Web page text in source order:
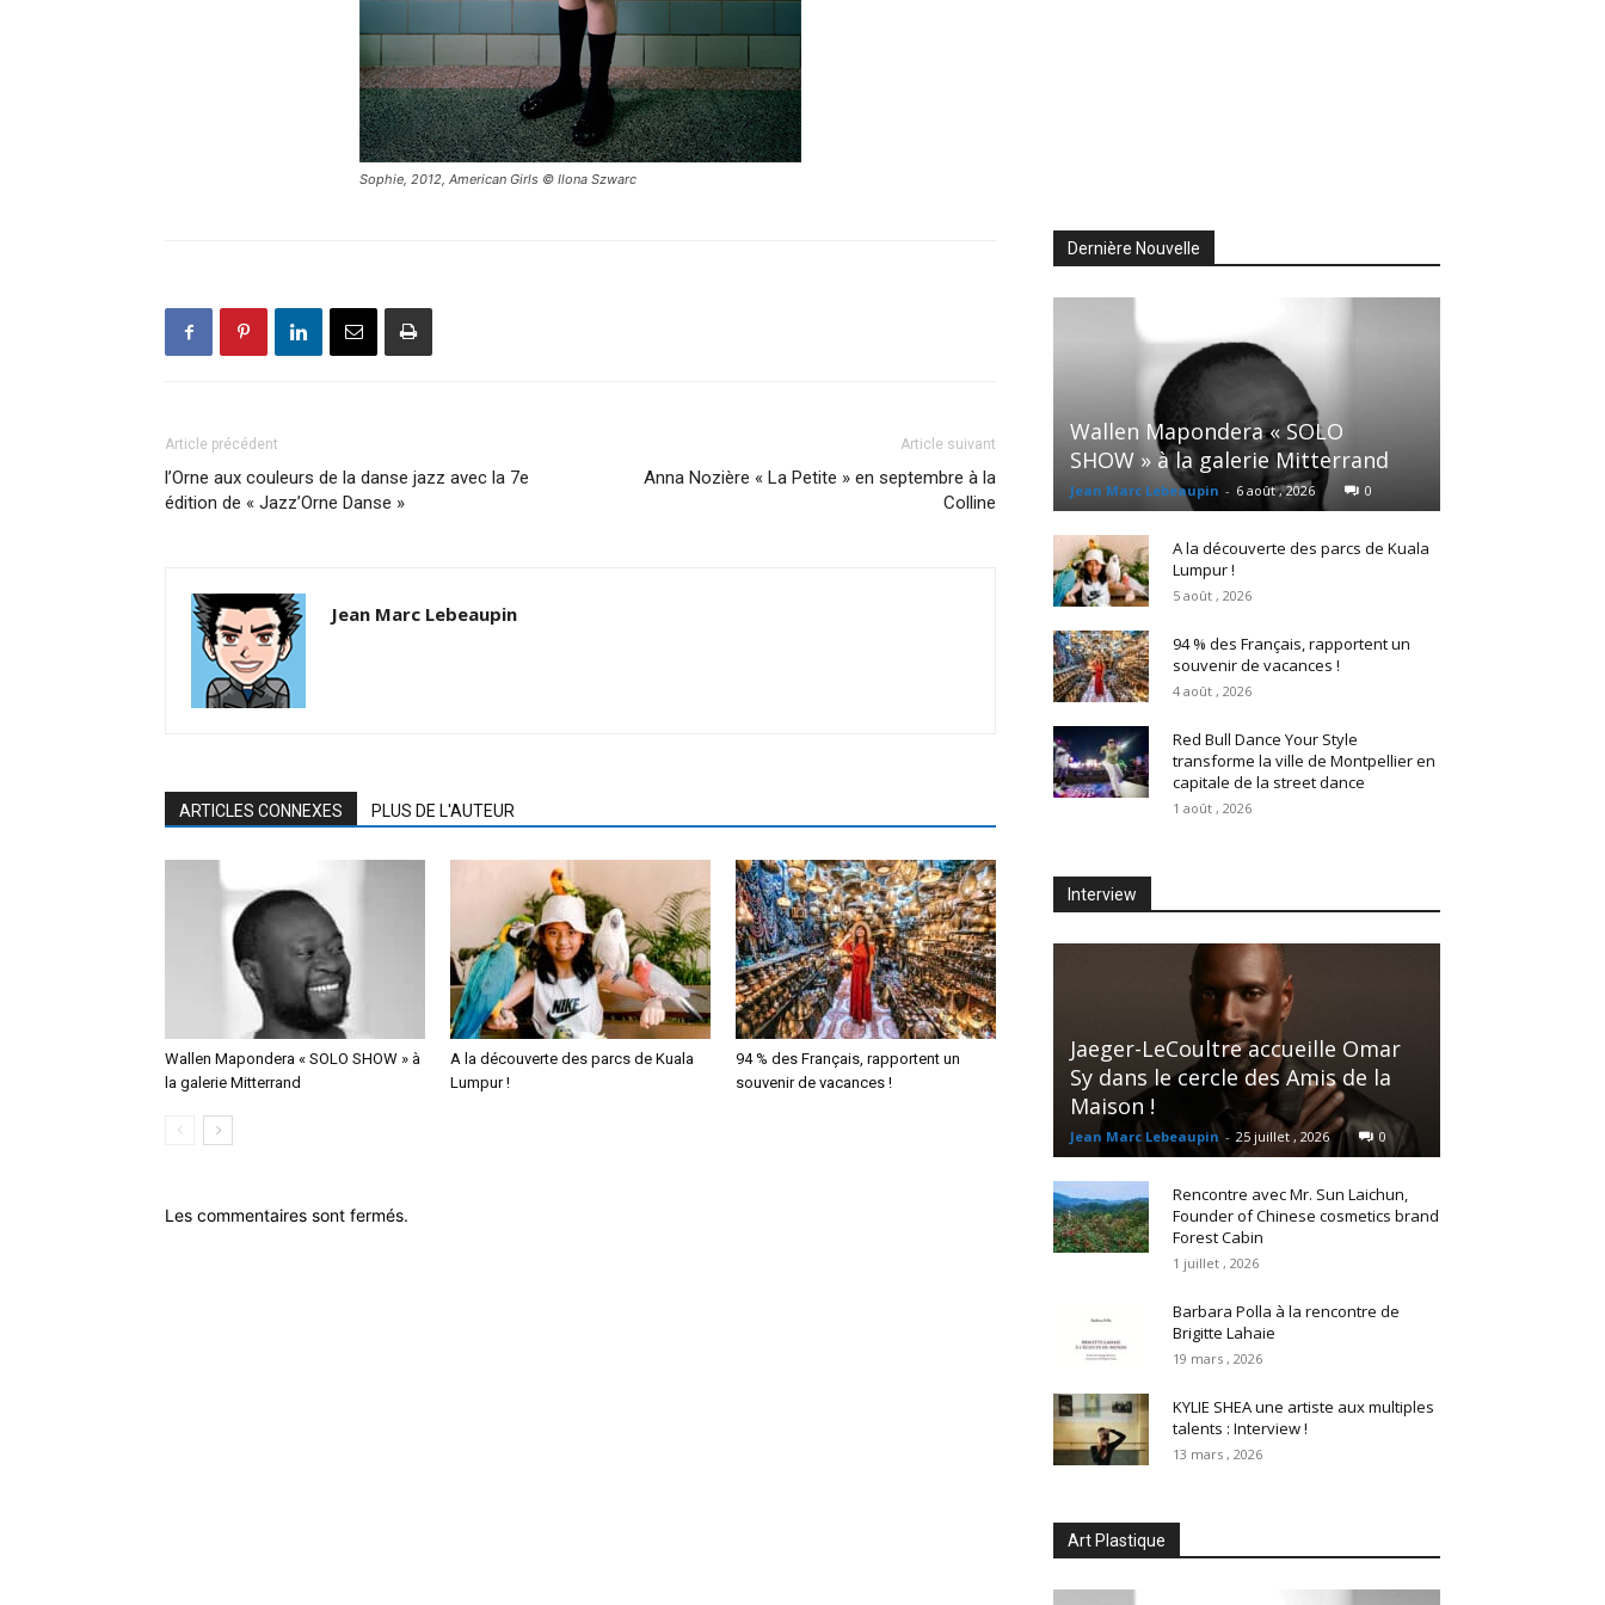
Sophie, 2012, American Girls © Ilona Szwarc
Article précédent
l’Orne aux couleurs de la danse jazz avec la 7e
édition de « Jazz’Orne Danse »
Article suivant
Anna Nozière « La Petite » en septembre à la
Colline
Jean Marc Lebeaupin
ARTICLES CONNEXES PLUS DE L'AUTEUR
Wallen Mapondera « SOLO SHOW » à
la galerie Mitterrand
A la découverte des parcs de Kuala
Lumpur !
94 % des Français, rapportent un
souvenir de vacances !
Les commentaires sont fermés.
Dernière Nouvelle
Wallen Mapondera « SOLO
SHOW » à la galerie Mitterrand
Jean Marc Lebeaupin - 6 août , 2026 0
A la découverte des parcs de Kuala
Lumpur !
5 août , 2026
94 % des Français, rapportent un
souvenir de vacances !
4 août , 2026
Red Bull Dance Your Style
transforme la ville de Montpellier en
capitale de la street dance
1 août , 2026
Interview
Jaeger-LeCoultre accueille Omar
Sy dans le cercle des Amis de la
Maison !
Jean Marc Lebeaupin - 25 juillet , 2026 0
Rencontre avec Mr. Sun Laichun,
Founder of Chinese cosmetics brand
Forest Cabin
1 juillet , 2026
Barbara Polla à la rencontre de
Brigitte Lahaie
19 mars , 2026
KYLIE SHEA une artiste aux multiples
talents : Interview !
13 mars , 2026
Art Plastique